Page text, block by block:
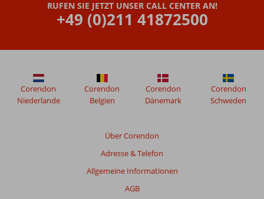
RUFEN SIE JETZT UNSER CALL CENTER AN!
+49 (0)211 41872500
Über Corendon
Adresse & Telefon
Allgemeine Informationen
AGB
Corendon
Niederlande
Corendon
Belgien
Corendon
Dänemark
Corendon
Schweden